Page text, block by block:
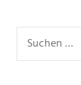
nach: